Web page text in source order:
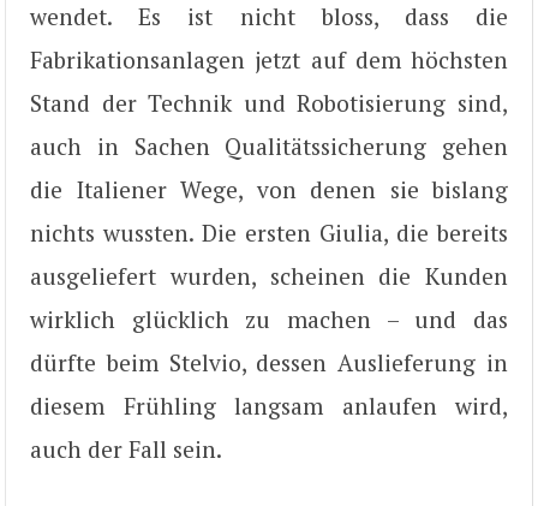
wendet. Es ist nicht bloss, dass die
Fabrikationsanlagen jetzt auf dem höchsten
Stand der Technik und Robotisierung sind,
auch in Sachen Qualitätssicherung gehen
die Italiener Wege, von denen sie bislang
nichts wussten. Die ersten Giulia, die bereits
ausgeliefert wurden, scheinen die Kunden
wirklich glücklich zu machen – und das
dürfte beim Stelvio, dessen Auslieferung in
diesem Frühling langsam anlaufen wird,
auch der Fall sein.